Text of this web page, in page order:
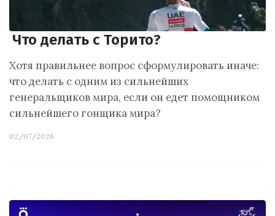
Что делать с Торито?
Хотя правильнее вопрос сформулировать иначе:
что делать с одним из сильнейших
генеральщиков мира, если он едет помощником
сильнейшего гонщика мира?
02/07/2026